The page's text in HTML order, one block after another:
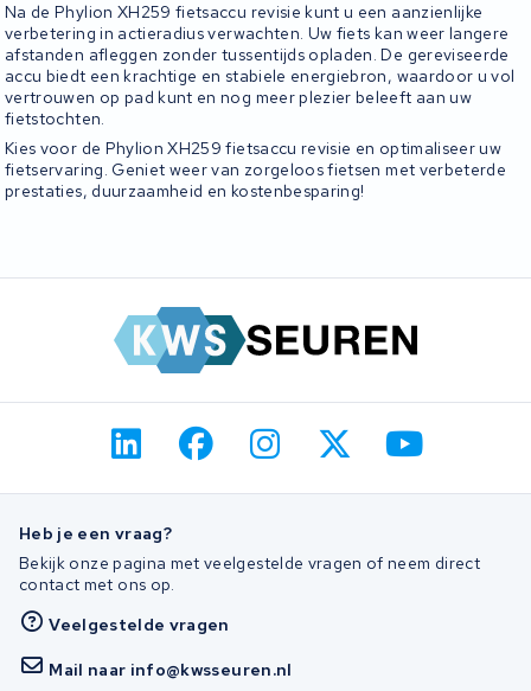
Na de Phylion XH259 fietsaccu revisie kunt u een aanzienlijke
verbetering in actieradius verwachten. Uw fiets kan weer langere
afstanden afleggen zonder tussentijds opladen. De gereviseerde
accu biedt een krachtige en stabiele energiebron, waardoor u vol
vertrouwen op pad kunt en nog meer plezier beleeft aan uw
fietstochten.
Kies voor de Phylion XH259 fietsaccu revisie en optimaliseer uw
fietservaring. Geniet weer van zorgeloos fietsen met verbeterde
prestaties, duurzaamheid en kostenbesparing!
Heb je een vraag?
Bekijk onze pagina met veelgestelde vragen of neem direct
contact met ons op.
Veelgestelde vragen
Mail naar info@kwsseuren.nl